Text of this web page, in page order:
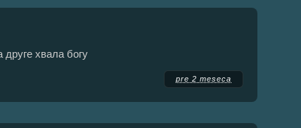
друге хвала богу
pre 2 meseca